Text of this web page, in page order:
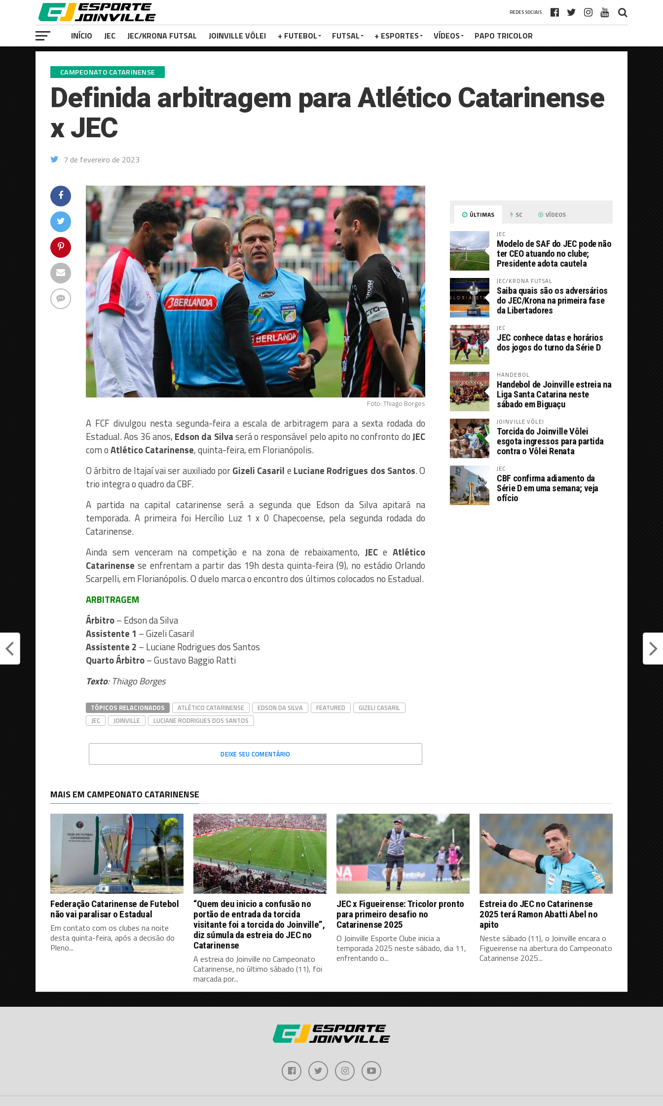
REDES SOCIAIS
INÍCIO JEC JEC/KRONA FUTSAL JOINVILLE VÔLEI + FUTEBOL FUTSAL + ESPORTES VÍDEOS PAPO TRICOLOR
CAMPEONATO CATARINENSE
Definida arbitragem para Atlético Catarinense
x JEC
7 de fevereiro de 2023
Foto: Thiago Borges
A FCF divulgou nesta segunda-feira a escala de arbitragem para a sexta rodada do
Estadual. Aos 36 anos, Edson da Silvaserá o responsável pelo apito no confronto doJEC
com oAtlético Catarinense, quinta-feira, em Florianópolis.
O árbitro de Itajaí vai ser auxiliado porGizeli Casaril e Luciane Rodrigues dos Santos. O
trio integra o quadro da CBF.
A partida na capital catarinense será a segunda que Edson da Silva apitará na
temporada. A primeira foi Hercílio Luz 1 x 0 Chapecoense, pela segunda rodada do
Catarinense.
Ainda sem venceram na competição e na zona de rebaixamento, JECe Atlético
Catarinense se enfrentam a partir das 19h desta quinta-feira (9), no estádio Orlando
Scarpelli, em Florianópolis. O duelo marca o encontro dos últimos colocados no Estadual.
ARBITRAGEM
Árbitro– Edson da Silva
Assistente 1 – Gizeli Casaril
Assistente 2 – Luciane Rodrigues dos Santos
Quarto Árbitro– Gustavo Baggio Ratti
Texto: Thiago Borges
TÓPICOS RELACIONADOS ATLÉTICO CATARINENSE EDSON DA SILVA FEATURED
GIZELI CASARIL
JEC
JOINVILLE LUCIANE RODRIGUES DOS SANTOS
DEIXE SEU COMENTÁRIO
ÚLTIMAS SC VÍDEOS
JEC
Modelo de SAF do JEC pode não
ter CEO atuando no clube;
Presidente adota cautela
JEC/KRONA FUTSAL
Saiba quais são os adversários
do JEC/Krona na primeira fase
da Libertadores
JEC
JEC conhece datas e horários
dos jogos do turno da Série D
HANDEBOL
Handebol de Joinville estreia na
Liga Santa Catarina neste
sábado em Biguaçu
JOINVILLE VÔLEI
Torcida do Joinville Vôlei
esgota ingressos para partida
contra o Vôlei Renata
JEC
CBF confirma adiamento da
Série D em uma semana; veja
ofício
MAIS EM CAMPEONATO CATARINENSE
Federação Catarinense de Futebol
não vai paralisar o Estadual
Em contato com os clubes na noite
desta quinta-feira, após a decisão do
Pleno...
“Quem deu inicio a confusão no
portão de entrada da torcida
visitante foi a torcida do Joinville”,
diz súmula da estreia do JEC no
Catarinense
A estreia do Joinville no Campeonato
Catarinense, no último sábado (11), foi
marcada por...
JEC x Figueirense: Tricolor pronto
para primeiro desafio no
Catarinense 2025
O Joinville Esporte Clube inicia a
temporada 2025 neste sábado, dia 11,
enfrentando o...
Estreia do JEC no Catarinense
2025 terá Ramon Abatti Abel no
apito
Neste sábado (11), o Joinville encara o
Figueirense na abertura do Campeonato
Catarinense 2025...